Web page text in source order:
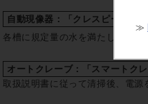
≫
自動現像器：「クレスピーⅡ」
各槽に規定量の水を満たし、処理
オートクレーブ：「スマートク
取扱説明書に従って清掃後、電源